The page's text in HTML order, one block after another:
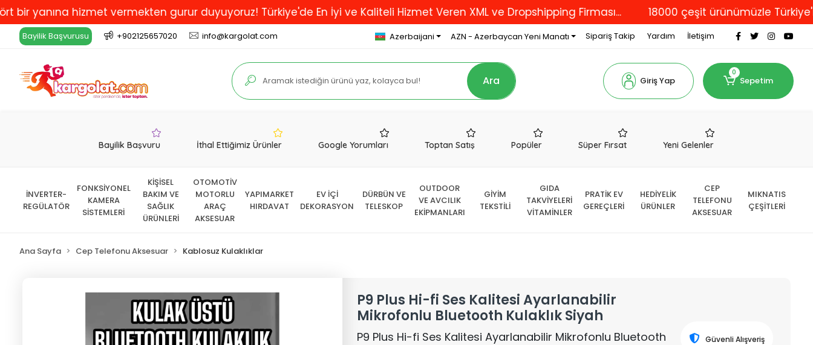
hizmet vermekten gurur duyuyoruz! Türkiye'de En İyi ve Kaliteli Hizmet Veren XML ve Dropshipping Firması... 18000 çeşit ürünümüzle Türkiye'nin
Bayilik Başvurusu +902125657020 info@kargolat.com Azerbaijani AZN - Azerbaycan Yeni Manatı Sipariş Takip Yardım İletişim
Ara Giriş Yap
0
Sepetim
Bayilik Başvuru İthal Ettiğimiz Ürünler Google Yorumları Toptan Satış Popüler Süper Fırsat Yeni Gelenler
İNVERTER-
REGÜLATÖR
FONKSİYONEL
KAMERA
SİSTEMLERİ
KİŞİSEL
BAKIM VE
SAĞLIK
ÜRÜNLERİ
OTOMOTİV
MOTORLU
ARAÇ
AKSESUAR
YAPIMARKET
HIRDAVAT
EV İÇİ
DEKORASYON
DÜRBÜN VE
TELESKOP
OUTDOOR
VE AVCILIK
EKİPMANLARI
GİYİM
TEKSTİLİ
GIDA
TAKVİYELERİ
VİTAMİNLER
PRATİK EV
GEREÇLERİ
HEDİYELİK
ÜRÜNLER
CEP
TELEFONU
AKSESUAR
MIKNATIS
ÇEŞİTLERİ
Ana Sayfa Cep Telefonu Aksesuar Kablosuz Kulaklıklar
P9 Plus Hi-fi Ses Kalitesi Ayarlanabilir
Mikrofonlu Bluetooth Kulaklık Siyah
P9 Plus Hi-fi Ses Kalitesi Ayarlanabilir Mikrofonlu Bluetooth
Güvenli Alışveriş